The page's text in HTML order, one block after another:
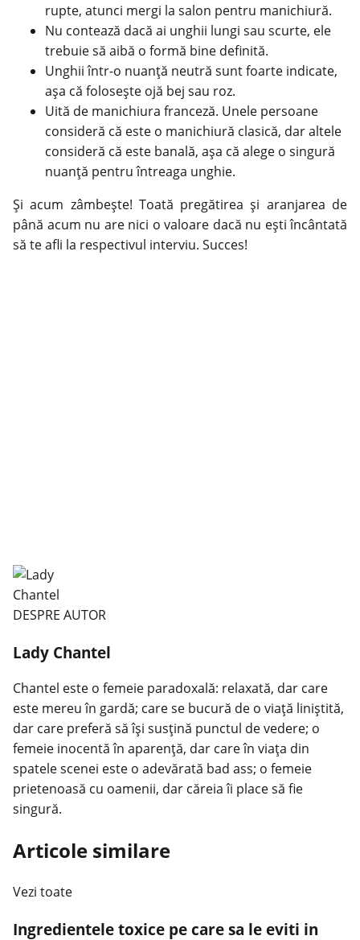
rupte, atunci mergi la salon pentru manichiură.
Nu contează dacă ai unghii lungi sau scurte, ele
trebuie să aibă o formă bine definită.
Unghii într-o nuanță neutră sunt foarte indicate,
așa că folosește ojă bej sau roz.
Uită de manichiura franceză. Unele persoane
consideră că este o manichiură clasică, dar altele
consideră că este banală, așa că alege o singură
nuanță pentru întreaga unghie.
Și acum zâmbește! Toată pregătirea și aranjarea de
până acum nu are nici o valoare dacă nu ești încântată
să te afli la respectivul interviu. Succes!
DESPRE AUTOR
Lady Chantel
Chantel este o femeie paradoxală: relaxată, dar care
este mereu în gardă; care se bucură de o viaţă liniştită,
dar care preferă să îşi susţină punctul de vedere; o
femeie inocentă în aparenţă, dar care în viaţa din
spatele scenei este o adevărată bad ass; o femeie
prietenoasă cu oamenii, dar căreia îi place să fie
singură.
Articole similare
Vezi toate
Ingredientele toxice pe care sa le eviti in